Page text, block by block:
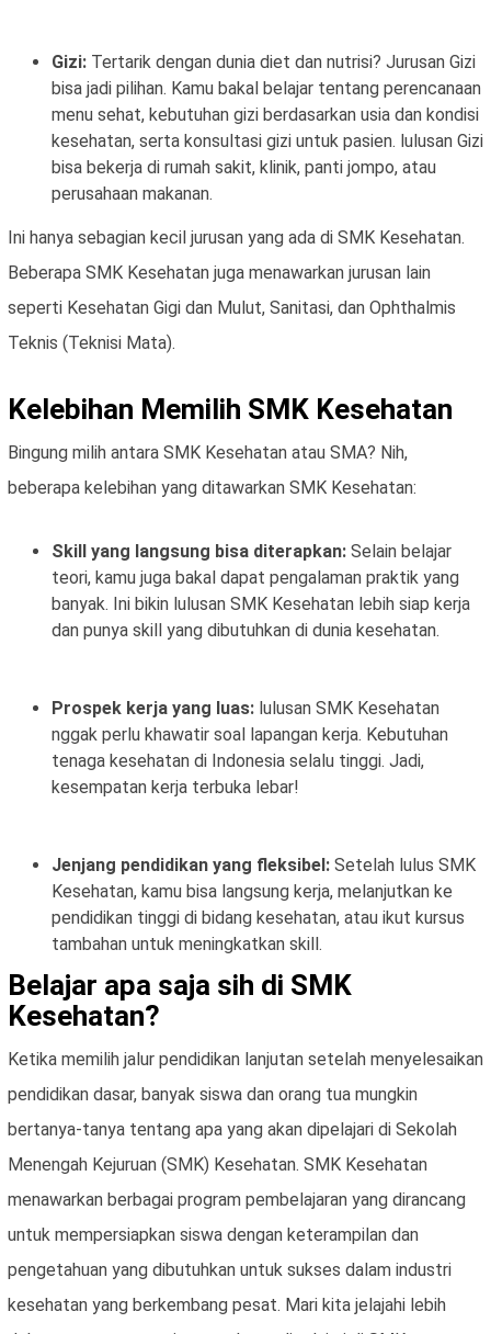
Gizi: Tertarik dengan dunia diet dan nutrisi? Jurusan Gizi
bisa jadi pilihan. Kamu bakal belajar tentang perencanaan
menu sehat, kebutuhan gizi berdasarkan usia dan kondisi
kesehatan, serta konsultasi gizi untuk pasien. lulusan Gizi
bisa bekerja di rumah sakit, klinik, panti jompo, atau
perusahaan makanan.
Ini hanya sebagian kecil jurusan yang ada di SMK Kesehatan.
Beberapa SMK Kesehatan juga menawarkan jurusan lain
seperti Kesehatan Gigi dan Mulut, Sanitasi, dan Ophthalmis
Teknis (Teknisi Mata).
Kelebihan Memilih SMK Kesehatan
Bingung milih antara SMK Kesehatan atau SMA? Nih,
beberapa kelebihan yang ditawarkan SMK Kesehatan:
Skill yang langsung bisa diterapkan: Selain belajar
teori, kamu juga bakal dapat pengalaman praktik yang
banyak. Ini bikin lulusan SMK Kesehatan lebih siap kerja
dan punya skill yang dibutuhkan di dunia kesehatan.
Prospek kerja yang luas: lulusan SMK Kesehatan
nggak perlu khawatir soal lapangan kerja. Kebutuhan
tenaga kesehatan di Indonesia selalu tinggi. Jadi,
kesempatan kerja terbuka lebar!
Jenjang pendidikan yang fleksibel: Setelah lulus SMK
Kesehatan, kamu bisa langsung kerja, melanjutkan ke
pendidikan tinggi di bidang kesehatan, atau ikut kursus
tambahan untuk meningkatkan skill.
Belajar apa saja sih di SMK
Kesehatan?
Ketika memilih jalur pendidikan lanjutan setelah menyelesaikan
pendidikan dasar, banyak siswa dan orang tua mungkin
bertanya-tanya tentang apa yang akan dipelajari di Sekolah
Menengah Kejuruan (SMK) Kesehatan. SMK Kesehatan
menawarkan berbagai program pembelajaran yang dirancang
untuk mempersiapkan siswa dengan keterampilan dan
pengetahuan yang dibutuhkan untuk sukses dalam industri
kesehatan yang berkembang pesat. Mari kita jelajahi lebih